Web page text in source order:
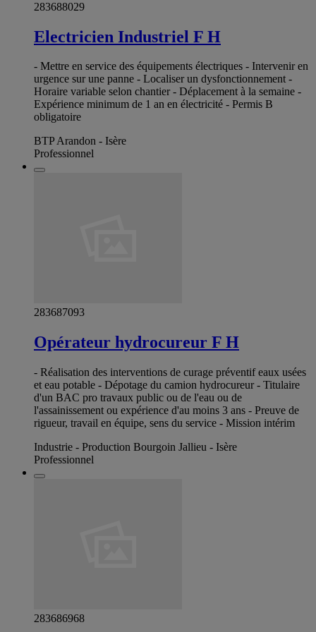
283688029
Electricien Industriel F H
- Mettre en service des équipements électriques - Intervenir en
urgence sur une panne - Localiser un dysfonctionnement -
Horaire variable selon chantier - Déplacement à la semaine -
Expérience minimum de 1 an en électricité - Permis B
obligatoire
BTP Arandon - Isère
Professionnel
283687093
Opérateur hydrocureur F H
- Réalisation des interventions de curage préventif eaux usées
et eau potable - Dépotage du camion hydrocureur - Titulaire
d'un BAC pro travaux public ou de l'eau ou de
l'assainissement ou expérience d'au moins 3 ans - Preuve de
rigueur, travail en équipe, sens du service - Mission intérim
Industrie - Production Bourgoin Jallieu - Isère
Professionnel
283686968